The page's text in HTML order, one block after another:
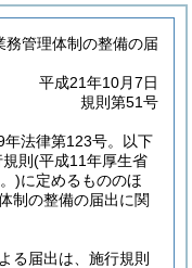
務管理体制の整備の届
平成21年10月7日
規則第51号
年法律第123号。以下
則 (平成11年厚生省
)に定めるもののほ
制の整備の届出に関
る届出は、施行規則